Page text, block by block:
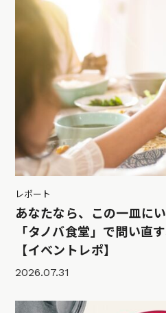
レポート
あなたなら、この一皿に
「タノバ食堂」で問い直
【イベントレポ】
2026.07.31